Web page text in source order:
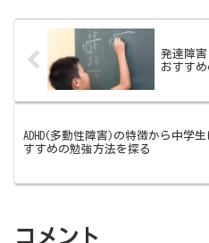
発達障
おすす
ADHD(多動性障害)の特徴から中学生
すすめの勉強方法を探る
コメント